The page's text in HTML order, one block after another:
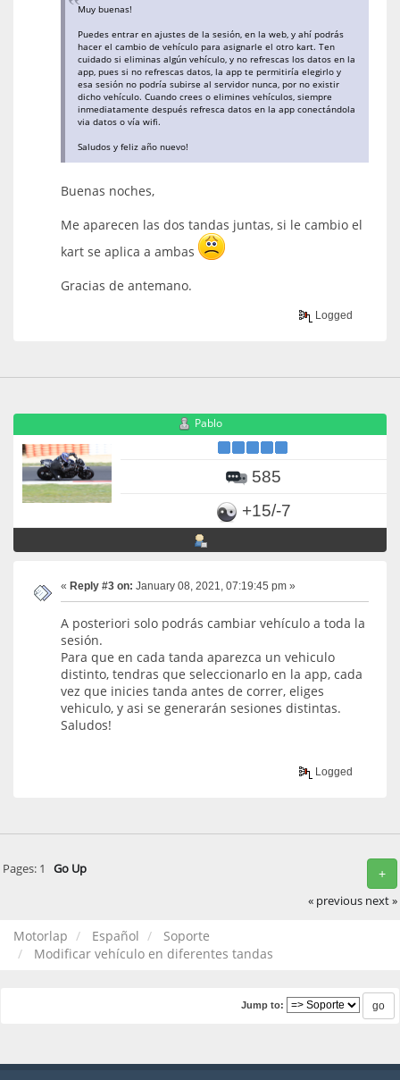
Muy buenas!
Puedes entrar en ajustes de la sesión, en la web, y ahí podrás
hacer el cambio de vehículo para asignarle el otro kart. Ten
cuidado si eliminas algún vehículo, y no refrescas los datos en la
app, pues si no refrescas datos, la app te permitiría elegirlo y
esa sesión no podría subirse al servidor nunca, por no existir
dicho vehículo. Cuando crees o elimines vehículos, siempre
inmediatamente después refresca datos en la app conectándola
via datos o vía wifi.
Saludos y feliz año nuevo!
Buenas noches,
Me aparecen las dos tandas juntas, si le cambio el
kart se aplica a ambas
Gracias de antemano.
Logged
Pablo
585
+15/-7
« Reply #3 on: January 08, 2021, 07:19:45 pm »
A posteriori solo podrás cambiar vehículo a toda la
sesión.
Para que en cada tanda aparezca un vehiculo
distinto, tendras que seleccionarlo en la app, cada
vez que inicies tanda antes de correr, eliges
vehiculo, y asi se generarán sesiones distintas.
Saludos!
Logged
+
Pages: 1 Go Up
« previous next »
Motorlap Español
Soporte
Modificar vehículo en diferentes tandas
Jump to: